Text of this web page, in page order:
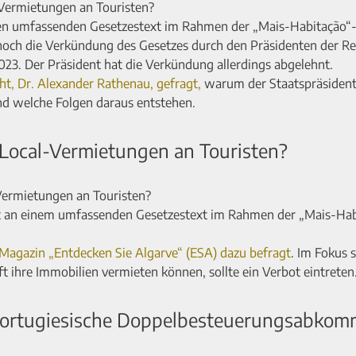
an Touristen?
umfassenden Gesetzestext im Rahmen der „Mais-
die Verkündung des Gesetzes durch den Präsidenten der
Der Präsident hat die Verkündung allerdings abgelehnt.
Dr. Alexander Rathenau, gefragt, warum der
welche Folgen daraus entstehen.
Vermietungen an Touristen?
an Touristen?
einem umfassenden Gesetzestext im Rahmen der „Mais-
„Entdecken Sie Algarve“ (ESA) dazu befragt. Im Fokus
ihre Immobilien vermieten können, sollte ein Verbot